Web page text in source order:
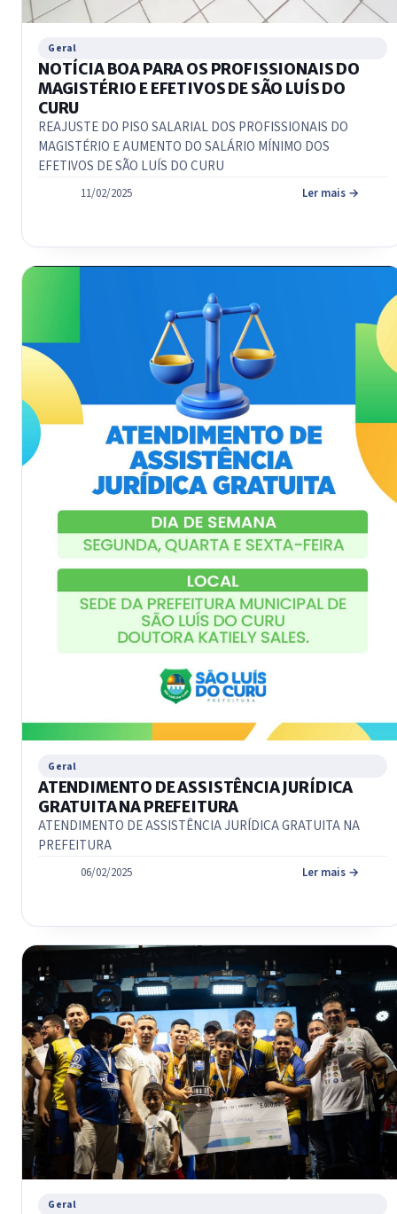
Geral
NOTÍCIA BOA PARA OS PROFISSIONAIS DO
MAGISTÉRIO E EFETIVOS DE SÃO LUÍS DO
CURU
REAJUSTE DO PISO SALARIAL DOS PROFISSIONAIS DO
MAGISTÉRIO E AUMENTO DO SALÁRIO MÍNIMO DOS
EFETIVOS DE SÃO LUÍS DO CURU
11/02/2025 Ler mais →
Geral
ATENDIMENTO DE ASSISTÊNCIA JURÍDICA
GRATUITA NA PREFEITURA
ATENDIMENTO DE ASSISTÊNCIA JURÍDICA GRATUITA NA
PREFEITURA
06/02/2025 Ler mais →
Geral